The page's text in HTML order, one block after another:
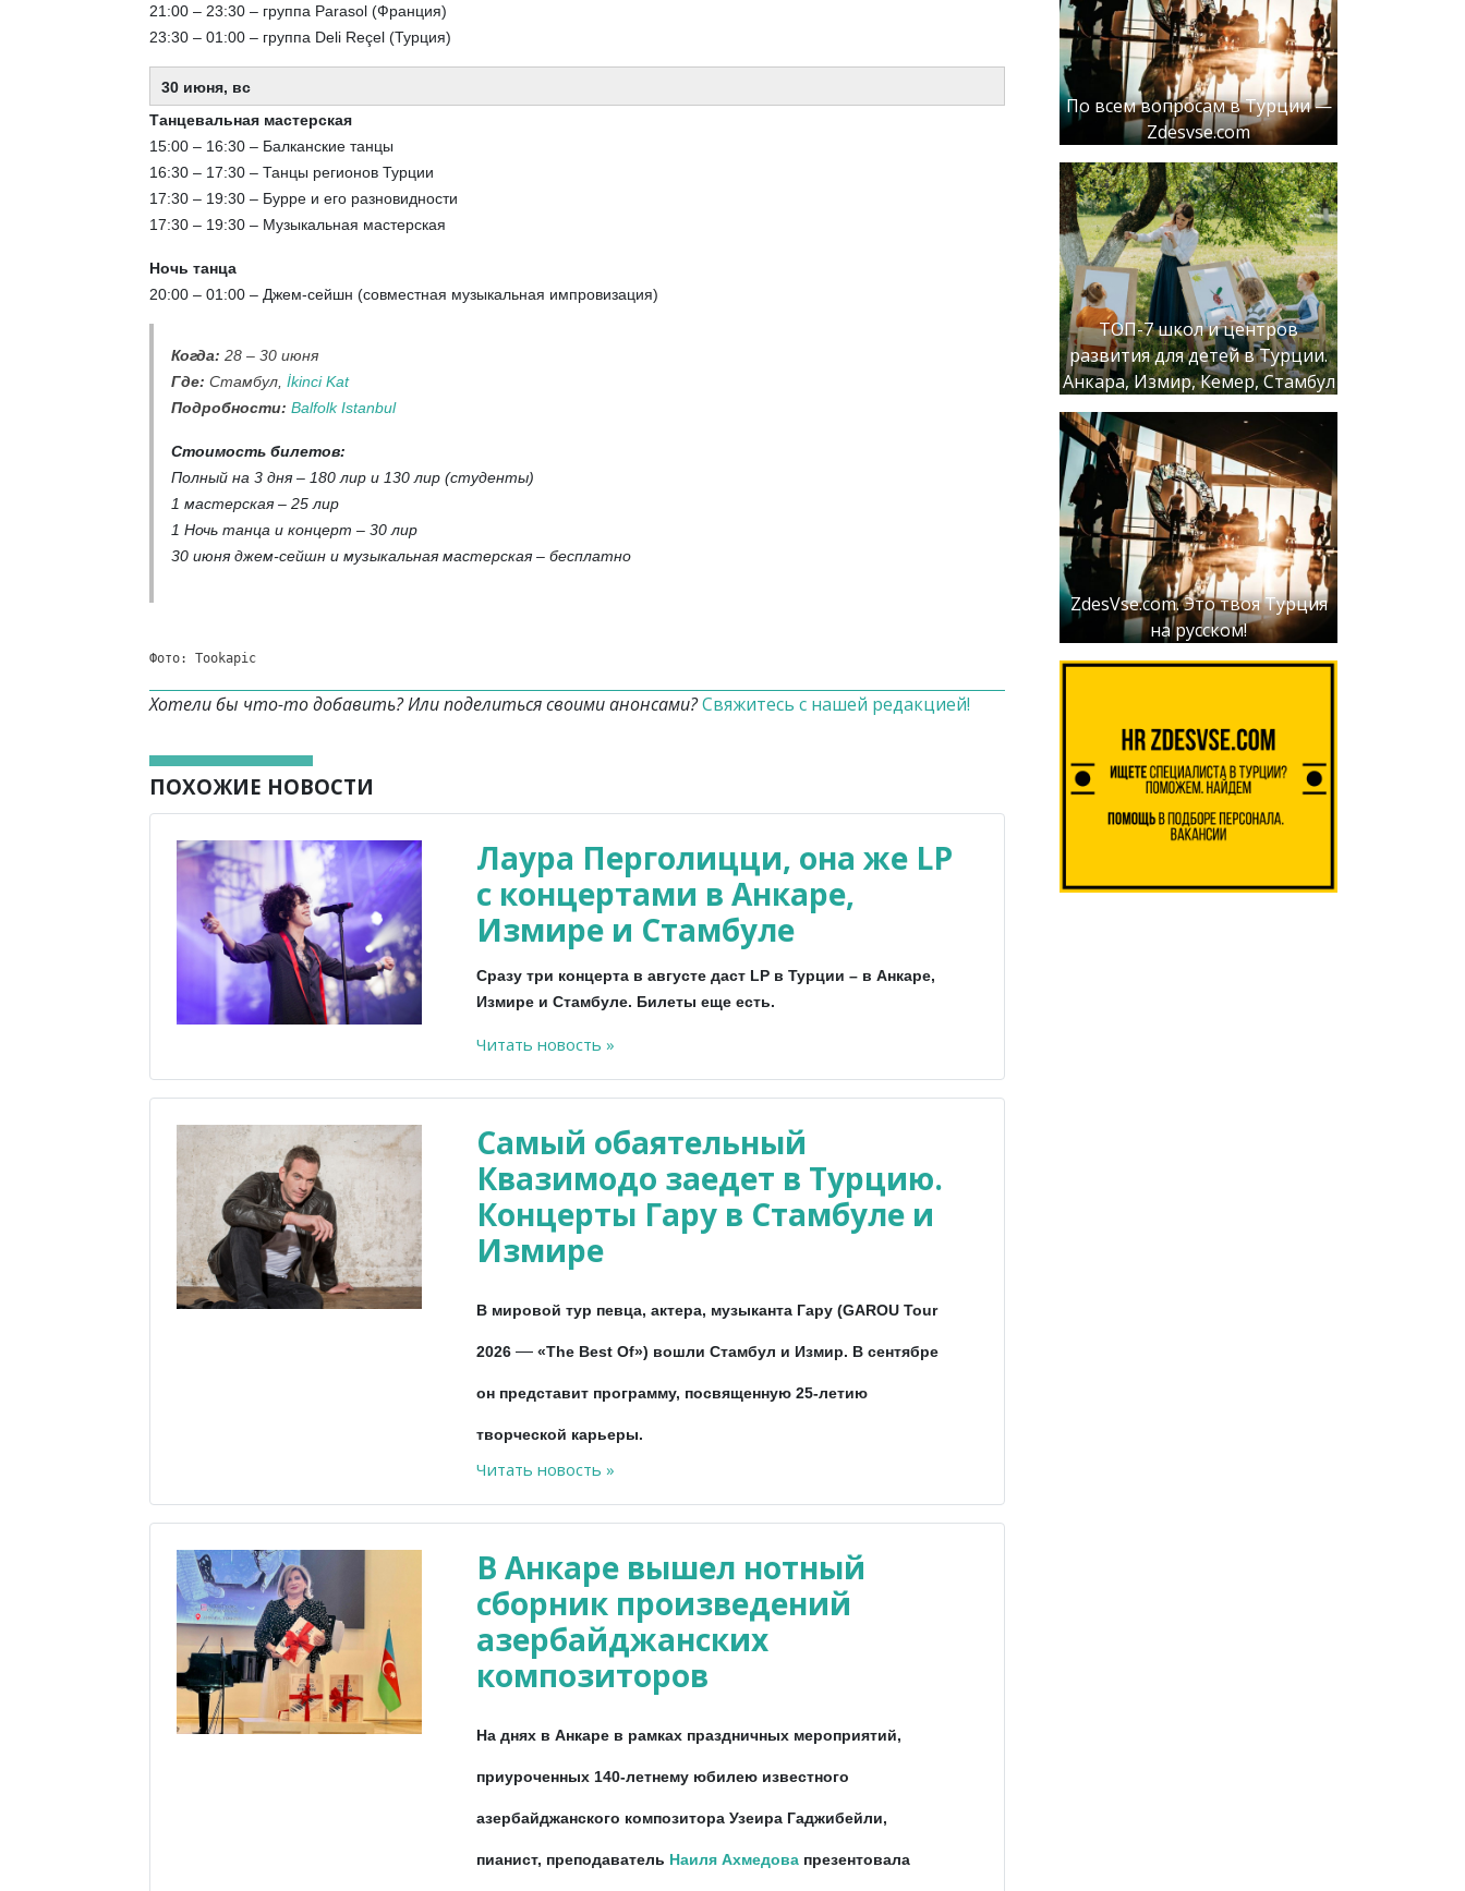
21:00 – 23:30 – группа Parasol (Франция)
23:30 – 01:00 – группа Deli Reçel (Турция)
30 июня, вс
Танцевальная мастерская
15:00 – 16:30 – Балканские танцы
16:30 – 17:30 – Танцы регионов Турции
17:30 – 19:30 – Бурре и его разновидности
17:30 – 19:30 – Музыкальная мастерская
Ночь танца
20:00 – 01:00 – Джем-сейшн (совместная музыкальная импровизация)
Когда: 28 – 30 июня
Где: Стамбул, İkinci Kat
Подробности: Balfolk Istanbul
Стоимость билетов:
Полный на 3 дня – 180 лир и 130 лир (студенты)
1 мастерская – 25 лир
1 Ночь танца и концерт – 30 лир
30 июня джем-сейшн и музыкальная мастерская – бесплатно
Фото: Tookapic
Хотели бы что-то добавить? Или поделиться своими анонсами?Свяжитесь с нашей редакцией!
ПОХОЖИЕ НОВОСТИ
Лаура Перголицци, она же LP
с концертами в Анкаре,
Измире и Стамбуле
Сразу три концерта в августе даст LP в Турции – в Анкаре,
Измире и Стамбуле. Билеты еще есть.
Читать новость »
Самый обаятельный
Квазимодо заедет в Турцию.
Концерты Гару в Стамбуле и
Измире
В мировой тур певца, актера, музыканта Гару (GAROU Tour
2026 — «The Best Of») вошли Стамбул и Измир. В сентябре
он представит программу, посвященную 25-летию
творческой карьеры.
Читать новость »
В Анкаре вышел нотный
сборник произведений
азербайджанских
композиторов
На днях в Анкаре в рамках праздничных мероприятий,
приуроченных 140-летнему юбилею известного
азербайджанского композитора Узеира Гаджибейли,
пианист, преподаватель Наиля Ахмедова презентовала
По всем вопросам в Турции —
Zdesvse.com
ТОП-7 школ и центров
развития для детей в Турции.
Анкара, Измир, Кемер, Стамбул
ZdesVse.com. Это твоя Турция
на русском!